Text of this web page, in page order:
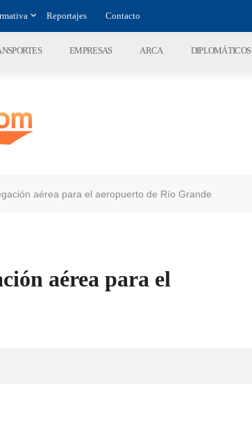
Reportajes Contacto
EMPRESAS ARCA DIPLOMÁTICOS
aérea para el aeropuerto de Río Grande
aérea para el